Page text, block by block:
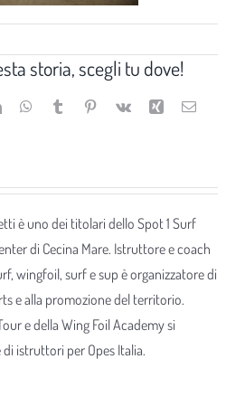
storia, scegli tu dove!
LinkedInWhatsApp
TumblrPinterest
Vk Xing Email
è uno dei titolari dello Spot 1 Surf
di Cecina Mare. Istruttore e coach
wingfoil, surf e sup è organizzatore di
e alla promozione del territorio.
e della Wing Foil Academy si
istruttori per Opes Italia.